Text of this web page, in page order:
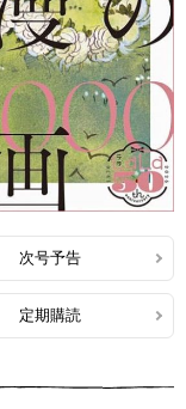
次号予告
定期購読